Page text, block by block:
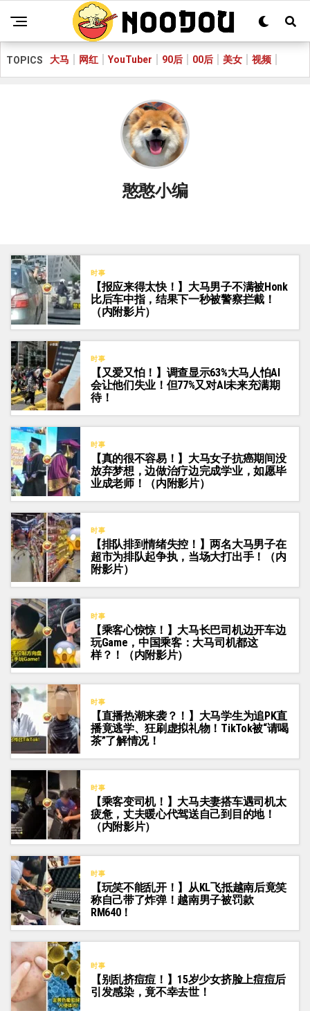
TOPICS 大马 网红 YouTuber 90后 00后 美女 视频
憨憨小编
时事
【报应来得太快！】大马男子不满被Honk
比后车中指，结果下一秒被警察拦截！
（内附影片）
时事
【又爱又怕！】调查显示63%大马人怕AI
会让他们失业！但77%又对AI未来充满期
待！
时事
【真的很不容易！】大马女子抗癌期间没
放弃梦想，边做治疗边完成学业，如愿毕
业成老师！（内附影片）
时事
【排队排到情绪失控！】两名大马男子在
超市为排队起争执，当场大打出手！（内
附影片）
时事
【乘客心惊惊！】大马长巴司机边开车边
玩Game，中国乘客：大马司机都这
样？！（内附影片）
时事
【直播热潮来袭？！】大马学生为追PK直
播竟逃学、狂刷虚拟礼物！TikTok被“请喝
茶”了解情况！
时事
【乘客变司机！】大马夫妻搭车遇司机太
疲惫，丈夫暖心代驾送自己到目的地！
（内附影片）
时事
【玩笑不能乱开！】从KL飞抵越南后竟笑
称自己带了炸弹！越南男子被罚款
RM640！
时事
【别乱挤痘痘！】15岁少女挤脸上痘痘后
引发感染，竟不幸去世！